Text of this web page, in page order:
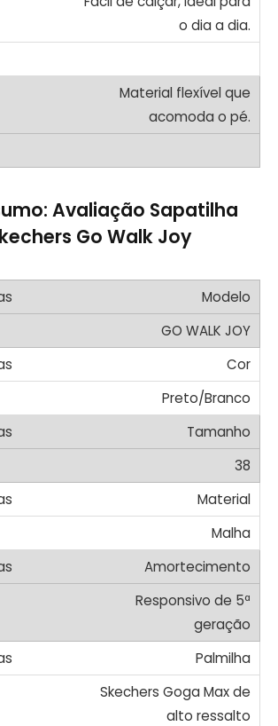
o dia a dia.
Material flexível que
acomoda o pé.
Avaliação Sapatilha
Go Walk Joy
Modelo
GO WALK JOY
Cor
Preto/Branco
Tamanho
38
Material
Malha
Amortecimento
Responsivo de 5ª
geração
Palmilha
Skechers Goga Max de
alto ressalto